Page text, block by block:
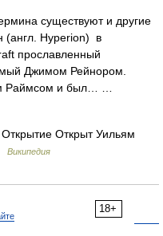
существуют и другие
(англ. Hyperion) в
прославленный
Джимом Рейнором.
Раймсом и был… …
Открыт Уильям
Википедия
18+